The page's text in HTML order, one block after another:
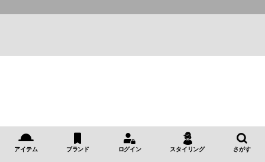
アイテム ブランド ログイン スタイリング さがす